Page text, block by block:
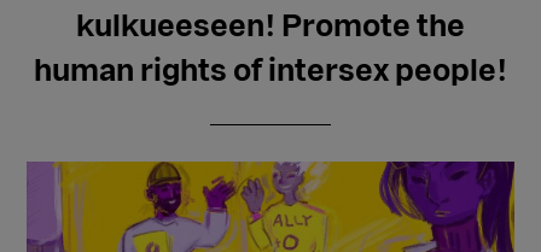
kulkueeseen! Promote the
human rights of intersex people!